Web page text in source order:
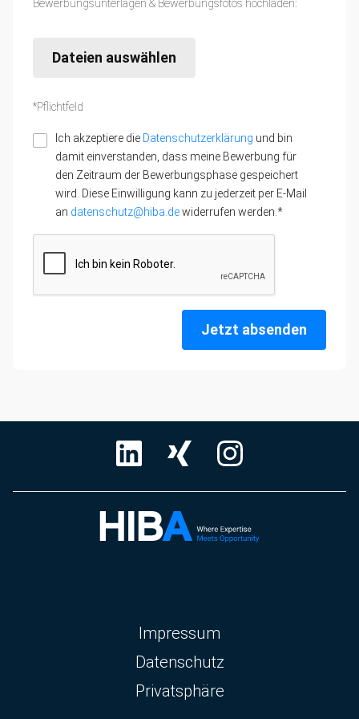
Bewerbungsunterlagen & Bewerbungsfotos hochladen:
Dateien auswählen
*Pflichtfeld
Ich akzeptiere die Datenschutzerklärung und bin
damit einverstanden, dass meine Bewerbung für
den Zeitraum der Bewerbungsphase gespeichert
wird. Diese Einwilligung kann zu jederzeit per E-Mail
an datenschutz@hiba.dewiderrufen werden.*
Jetzt absenden
Navigation
überspringen
Impressum
Datenschutz
Privatsphäre